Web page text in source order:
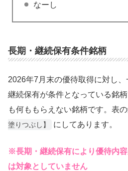
なーし
長期・継続保有条件銘柄
2026年7月末の優待取得に対し、
継続保有が条件となっている銘
も何ももらえない銘柄です。表
塗りつぶし】
にしてあります。
※長期・継続保有により優待内
は対象としていません